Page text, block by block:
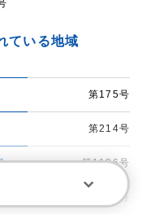
ている地域
第175号
第214号
第1136号
第97号